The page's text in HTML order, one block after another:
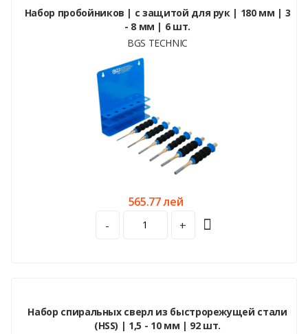
Набор пробойников | с защитой для рук | 180 мм | 3
- 8 мм | 6 шт.
BGS TECHNIC
565.77 лей
-
+
Набор спиральных сверл из быстрорежущей стали
(HSS) | 1,5 - 10 мм | 92 шт.